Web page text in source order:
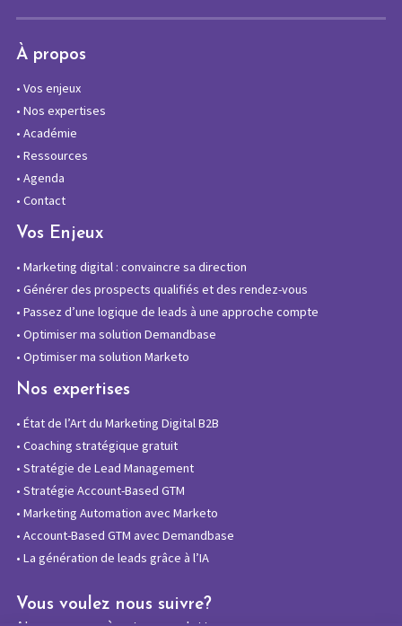
À propos
• Vos enjeux
• Nos expertises
• Académie
• Ressources
• Agenda
• Contact
Vos Enjeux
• Marketing digital : convaincre sa direction
• Générer des prospects qualifiés et des rendez-vous
• Passez d’une logique de leads à une approche compte
• Optimiser ma solution Demandbase
• Optimiser ma solution Marketo
Nos expertises
• État de l’Art du Marketing Digital B2B
• Coaching stratégique gratuit
• Stratégie de Lead Management
• Stratégie Account-Based GTM
• Marketing Automation avec Marketo
• Account-Based GTM avec Demandbase
• La génération de leads grâce à l’IA
Vous voulez nous suivre?